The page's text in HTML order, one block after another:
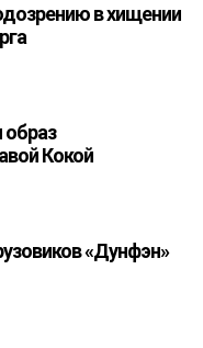
в хищении
образ
Кокой
«Дунфэн»